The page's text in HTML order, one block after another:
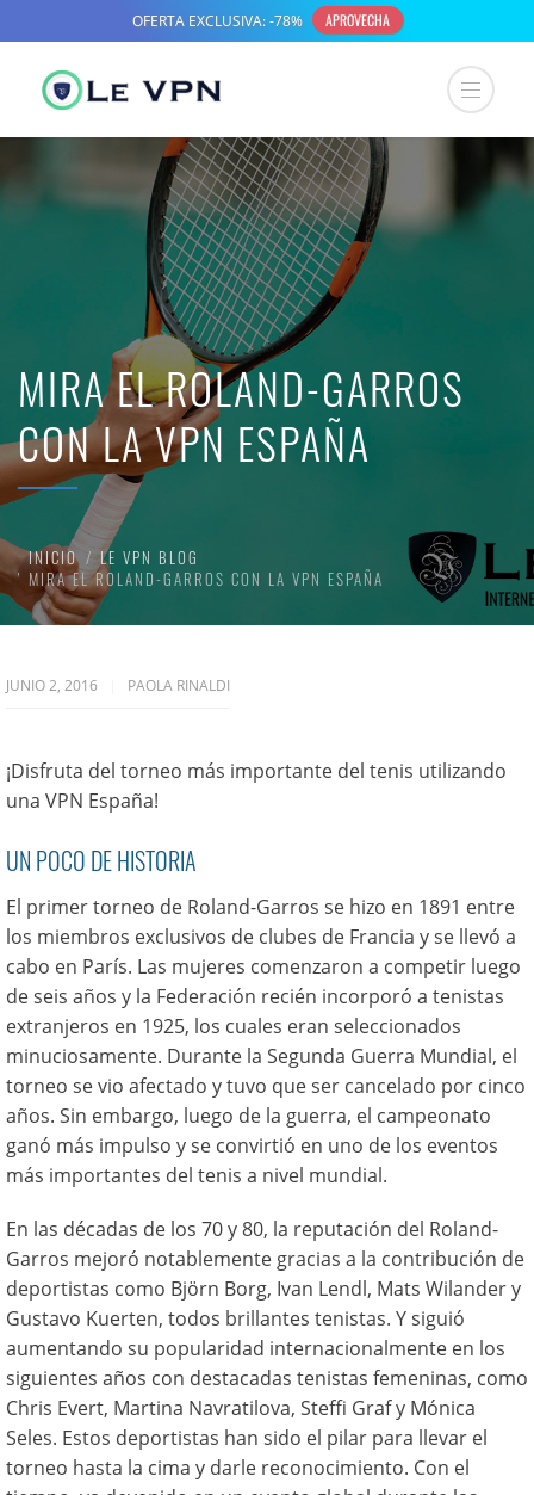
MIRA EL ROLAND-GARROS
CON LA VPN ESPAÑA
INICIO
LE VPN BLOG
MIRA EL ROLAND-GARROS CON LA VPN ESPAÑA
JUNIO 2, 2016 PAOLA RINALDI
¡Disfruta del torneo más importante del tenis utilizando
una VPN España!
UN POCO DE HISTORIA
El primer torneo de Roland-Garros se hizo en 1891 entre
los miembros exclusivos de clubes de Francia y se llevó a
cabo en París. Las mujeres comenzaron a competir luego
de seis años y la Federación recién incorporó a tenistas
extranjeros en 1925, los cuales eran seleccionados
minuciosamente. Durante la Segunda Guerra Mundial, el
torneo se vio afectado y tuvo que ser cancelado por cinco
años. Sin embargo, luego de la guerra, el campeonato
ganó más impulso y se convirtió en uno de los eventos
más importantes del tenis a nivel mundial.
En las décadas de los 70 y 80, la reputación del Roland-
Garros mejoró notablemente gracias a la contribución de
deportistas como Björn Borg, Ivan Lendl, Mats Wilander y
Gustavo Kuerten, todos brillantes tenistas. Y siguió
aumentando su popularidad internacionalmente en los
siguientes años con destacadas tenistas femeninas, como
Chris Evert, Martina Navratilova, Steffi Graf y Mónica
Seles. Estos deportistas han sido el pilar para llevar el
torneo hasta la cima y darle reconocimiento. Con el